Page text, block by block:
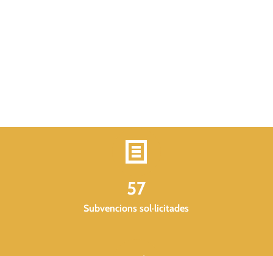
57
Subvencions sol·licitades